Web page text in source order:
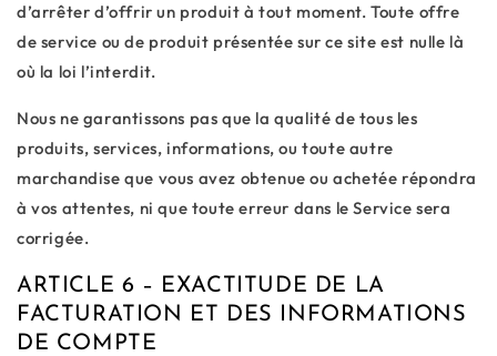
d’arrêter d’offrir un produit à tout moment. Toute offre
de service ou de produit présentée sur ce site est nulle là
où la loi l’interdit.
Nous ne garantissons pas que la qualité de tous les
produits, services, informations, ou toute autre
marchandise que vous avez obtenue ou achetée répondra
à vos attentes, ni que toute erreur dans le Service sera
corrigée.
ARTICLE 6 – EXACTITUDE DE LA
FACTURATION ET DES INFORMATIONS
DE COMPTE